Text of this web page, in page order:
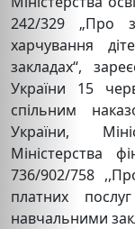
242/329 „Про
харчування
закладах“,
України 15
спільним
України,
Міністерства
736/902/758
платних
навчальними